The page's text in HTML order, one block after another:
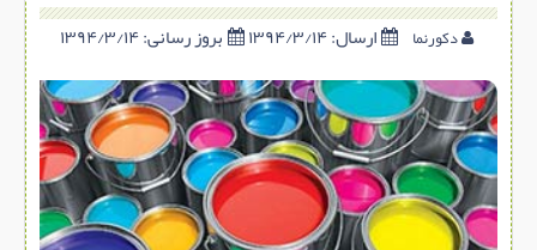
درب و پنجره
شهری ترافیکی
ساخت و ساز
مصالح ساختمانی
سازه پیش ساخته
دکورنما ارسال:۱۳۹۴/۳/۱۴ بروز رسانی: